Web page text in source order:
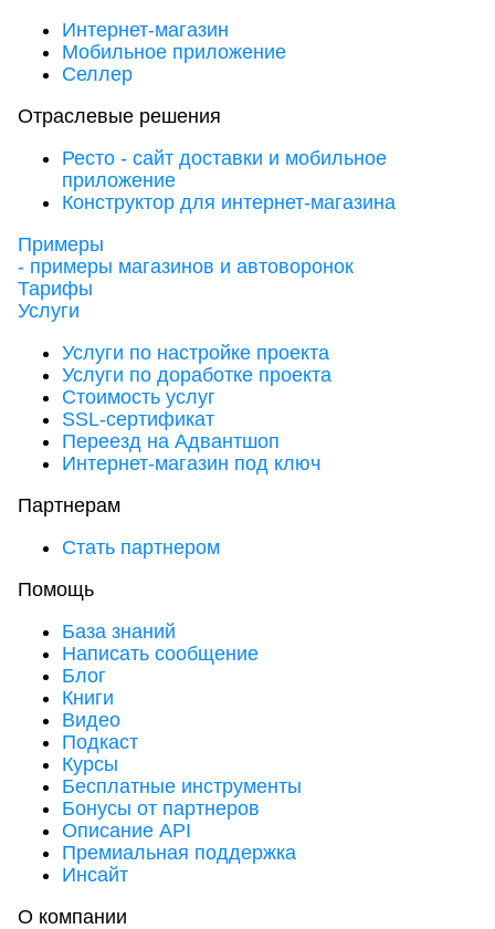
Интернет-магазин
Мобильное приложение
Селлер
Отраслевые решения
Ресто - сайт доставки и мобильное
приложение
Конструктор для интернет-магазина
Примеры
- примеры магазинов и автоворонок
Тарифы
Услуги
Услуги по настройке проекта
Услуги по доработке проекта
Стоимость услуг
SSL-сертификат
Переезд на Адвантшоп
Интернет-магазин под ключ
Партнерам
Стать партнером
Помощь
База знаний
Написать сообщение
Блог
Книги
Видео
Подкаст
Курсы
Бесплатные инструменты
Бонусы от партнеров
Описание API
Премиальная поддержка
Инсайт
О компании